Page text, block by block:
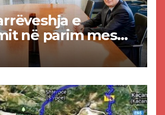
e
në parim mes